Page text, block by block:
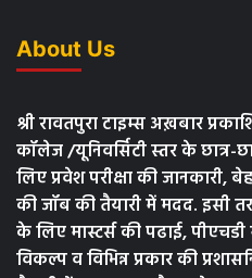
About Us
श्री रावतपुरा टाइम्स अख़बार
कॉलेज /यूनिवर्सिटी स्तर के
लिए प्रवेश परीक्षा की
की जॉब की तैयारी में मदद. इसी
के लिए मास्टर्स की पढाई,
विकल्प व विभिन्न प्रकार की